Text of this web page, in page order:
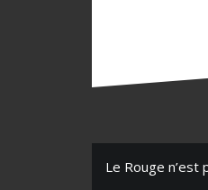
N
Le Rouge n’est